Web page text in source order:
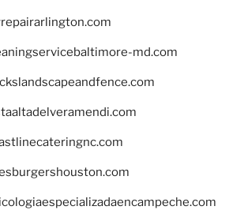
md.com